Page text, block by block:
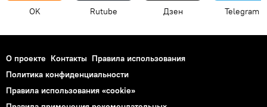
OK Rutube Дзен Telegram
О проекте Контакты Правила использования
Политика конфиденциальности
Правила использования «cookie»